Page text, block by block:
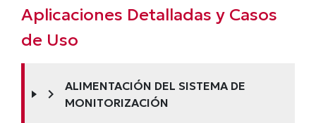
Aplicaciones Detalladas y Casos
de Uso
chevron_right
ALIMENTACIÓN DEL SISTEMA DE
MONITORIZACIÓN